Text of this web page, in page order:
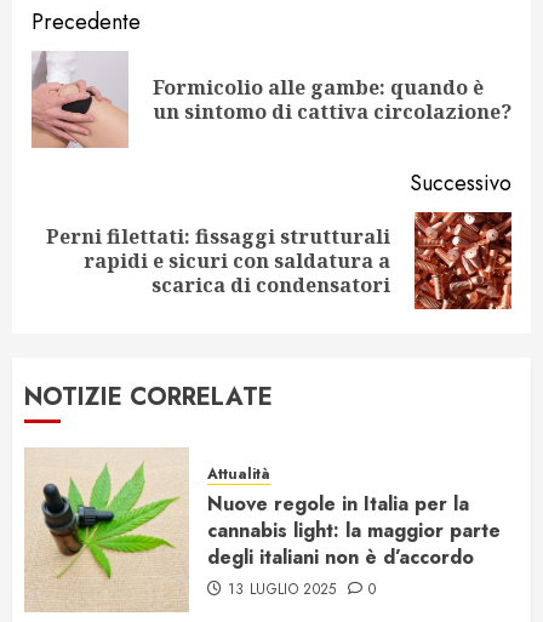
Navigazione
articolo
Precedente
Formicolio alle gambe: quando è
un sintomo di cattiva circolazione?
Successivo
Articolo
Perni filettati: fissaggi strutturali
rapidi e sicuri con saldatura a
scarica di condensatori
NOTIZIE CORRELATE
Attualità
Nuove regole in Italia per la
cannabis light: la maggior parte
degli italiani non è d’accordo
13 LUGLIO 2025 0